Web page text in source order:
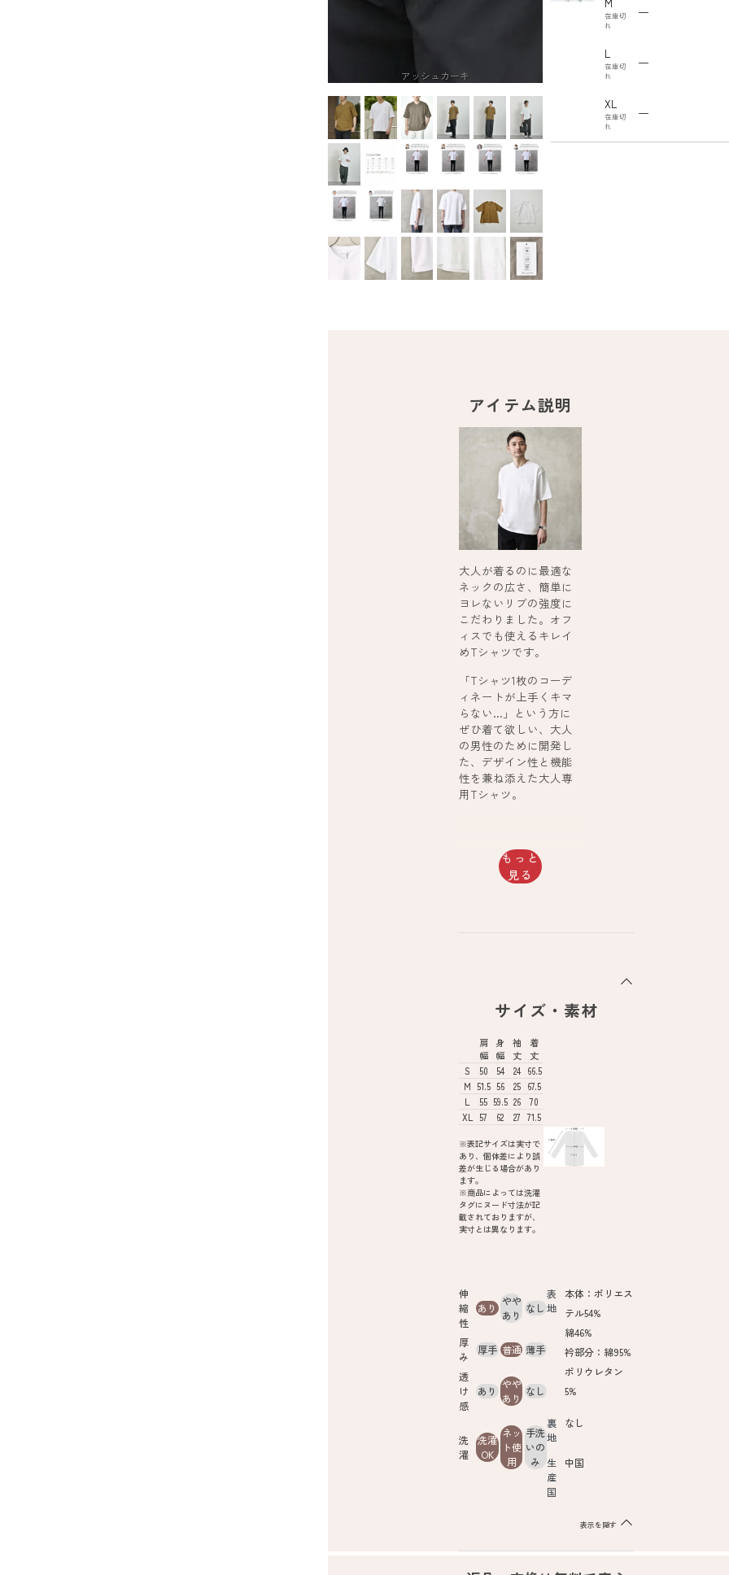
アッシュカーキ
在庫切
れ
—
L
在庫切
れ
—
XL
在庫切
れ
—
アイテム説明
大人が着るのに最適な
ネックの広さ、簡単に
ヨレないリブの強度に
こだわりました。オフ
ィスでも使えるキレイ
めTシャツです。
「Tシャツ1枚のコーデ
ィネートが上手くキマ
らない…」という方に
ぜひ着て欲しい、大人
の男性のために開発し
た、デザイン性と機能
性を兼ね添えた大人専
用Tシャツ。
もっと
見る
サイズ・素材
肩
幅
身
幅
袖
丈
着
丈
S
50 54 24 66.5
M 51.5 56 25 67.5
L
55 59.5 26
70
XL
57 62 27 71.5
※表記サイズは実寸で
あり、個体差により誤
差が生じる場合があり
ます。
※商品によっては洗濯
タグにヌード寸法が記
載されておりますが、
実寸とは異なります。
伸
縮
性
あり
やや
あり
なし
厚
み
厚手 普通 薄手
透
け
感
あり
やや
あり
なし
洗
濯
洗濯
OK
ネッ
ト使
用
手洗
いの
み
表
地
本体：ポリエス
テル54%
綿46%
衿部分：綿95%
ポリウレタン
5%
裏
地
なし
生
産
国
中国
表示を隠す